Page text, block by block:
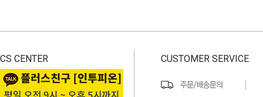
CS CENTER CUSTOMER SERVICE